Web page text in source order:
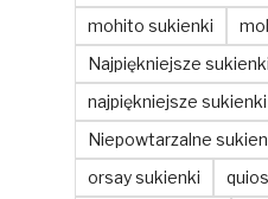
mohito sukienki
Najpiękniejsze
najpiękniejsze
Niepowtarzalne
orsay sukienki